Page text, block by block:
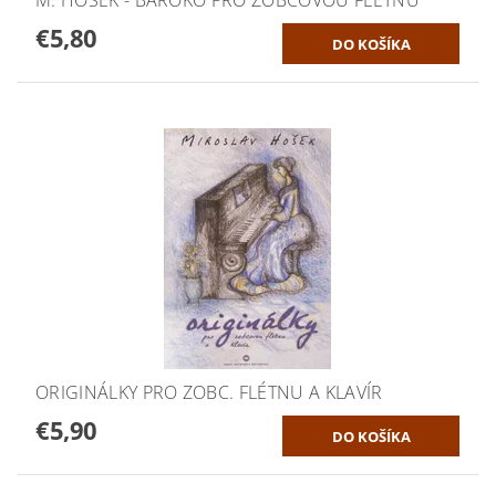
€5,80
ORIGINÁLKY PRO ZOBC. FLÉTNU A KLAVÍR
€5,90